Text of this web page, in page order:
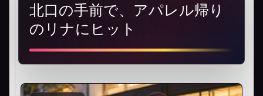
北口の手前で、アパレル帰り
のリナにヒット